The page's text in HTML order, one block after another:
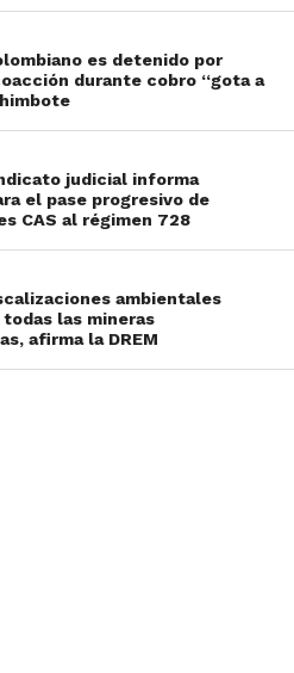
es detenido por
durante cobro “gota a
judicial informa
el pase progresivo de
CAS al régimen 728
ambientales
todas las mineras
afirma la DREM